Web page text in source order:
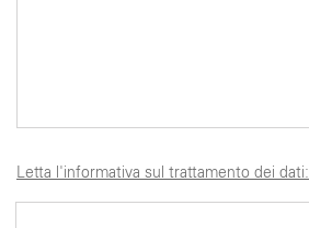
Letta l'informativa sul trattamento dei dati: